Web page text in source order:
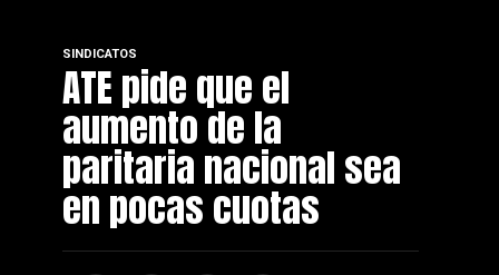
SINDICATOS
ATE pide que el
aumento de la
paritaria nacional sea
en pocas cuotas